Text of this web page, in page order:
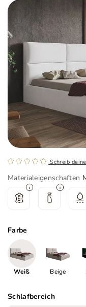
Schreib
Materialeigenschaften
Farbe
Weiß Beige
Schlafbereich